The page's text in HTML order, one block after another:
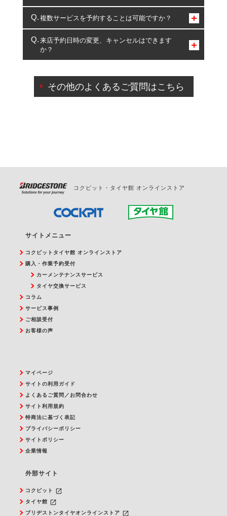
コクピット・タイヤ館のみとなります。
複数サービスを予約することは可能ですか？
複数サービスのご予約は可能です。
一部の商品・サービスの組み合わせに限り、同時にご予約が
出来ないものもございます。
来店予約日時の変更、キャンセルはできます
か？
ご来店予約日の3営業日前を過ぎている場合のご予約
の日時変更につきましては、直接ご予約の店舗まで
その他のよくあるご質問はこちら
コクピット・タイヤ館 オンラインストア
サイトメニュー
コクピットタイヤ館 オンラインストア
購入・作業予約受付
カーメンテナンスサービス
タイヤ交換サービス
コラム
サービス事例
ご相談受付
お客様の声
マイページ
サイトの利用ガイド
よくあるご質問／お問合わせ
サイト利用規約
特商法に基づく表記
プライバシーポリシー
サイトポリシー
企業情報
外部サイト
コクピット launch
タイヤ館 launch
ブリヂストンタイヤオンラインストア launch